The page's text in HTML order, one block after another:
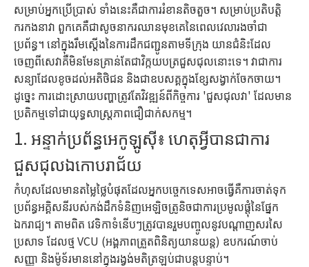
សម្រាប់អ្នកប្រើប្រាស់ ទាំងនេះគឺជាការរំខានតិចតួច។ សម្រាប់ប្រតិបត្តិ
ករកងនាវា ពួកគេគឺជាសូចនាករឈានមុខគេនៃពេលវេលារងចាំជា
ប្រព័ន្ធ។ នៅក្នុងរឹមស្តើងនៃការដឹកជញ្ជូនតាមទីក្រុង យានជំនិះដែល
ចេញពីសេវាគឺមិនមែនគ្រាន់តែជាវិក្កយបត្រជួសជុលនោះទេ។ វា​ជា​ការ​
សន្យា​ដែល​ខូច​ដល់​អតិថិជន និង​ជា​ឧបសគ្គ​ក្នុង​ខ្សែ​សង្វាក់​ចែកចាយ។
ដូច្នេះ ការដោះស្រាយបញ្ហាត្រូវតែវិវឌ្ឍន៍ពីកិច្ចការ 'ជួសជុលវា' ដែលមាន
ប្រតិកម្មទៅជាយុទ្ធសាស្ត្រភាពជឿជាក់សកម្ម។
1. អន្ទាក់ប្រព័ន្ធអេកូឡូស៊ី៖ ហេតុអ្វីបានជាការ
ជួសជុលឯកោបរាជ័យ
កំហុសដែលមានតម្លៃថ្លៃបំផុតដែលអ្នកបច្ចេកទេសអាចធ្វើគឺការចាត់ទុក
ប្រព័ន្ធអគ្គិសនីរបស់កង់ដឹកទំនិញអេឡិចត្រូនិចជាការប្រមូលផ្តុំនៃផ្នែក
ឯករាជ្យ។ តាមពិត វេទិកាទំនើបៗត្រូវបានរួមបញ្ចូលនូវបណ្តាញសរសៃ
ប្រសាទ ដែលថ្ម VCU (អង្គភាពត្រួតពិនិត្យយានយន្ត) ឧបករណ៍ចាប់
សញ្ញា និងម៉ូទ័រមាននៅក្នុងរង្វង់មតិត្រឡប់ជាបន្តបន្ទាប់។